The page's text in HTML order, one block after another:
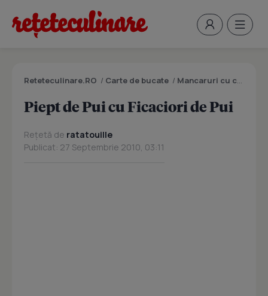
Reteteculinare.RO / Carte de bucate / Mancaruri cu carne
Piept de Pui cu Ficaciori de Pui
Rețetă de ratatouille
Publicat: 27 Septembrie 2010, 03:11